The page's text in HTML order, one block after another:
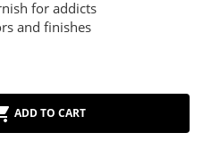
for addicts
and finishes
ADD TO CART